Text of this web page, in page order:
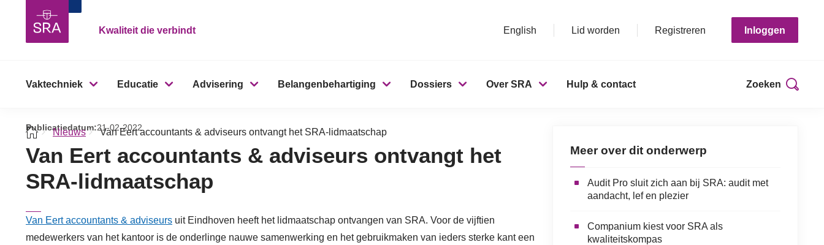
Kwaliteit die verbindt English Lid worden Registreren Inloggen
Vaktechniek Educatie Advisering Belangenbehartiging Dossiers Over SRA Hulp & contact Zoeken
Nieuws Van Eert accountants & adviseurs ontvangt het SRA-lidmaatschap
Publicatiedatum:21-02-2022
Van Eert accountants & adviseurs ontvangt het
SRA-lidmaatschap
Van Eert accountants & adviseurs uit Eindhoven heeft het lidmaatschap ontvangen van SRA. Voor de vijftien
medewerkers van het kantoor is de onderlinge nauwe samenwerking en het gebruikmaken van ieders sterke kant een
Meer over dit onderwerp
Audit Pro sluit zich aan bij SRA: audit met
aandacht, lef en plezier
Companium kiest voor SRA als
kwaliteitskompas